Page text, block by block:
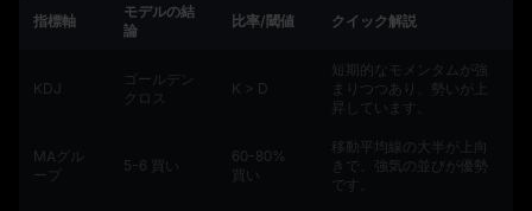
指標軸
モデルの結
論
比率/閾値 クイック解説
KDJ
ゴールデン
クロス
K > D
短期的なモメンタムが強
まりつつあり、勢いが上
昇しています。
MAグル
ープ
5-6 買い
60-80%
買い
移動平均線の大半が上向
きで、強気の並びが優勢
です。